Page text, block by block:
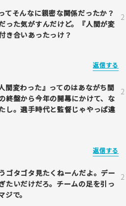
てそんなに親密な関係だったか？
った気がすんだけど。『人間が変
き合いあったっけ？
返信する
間変わった』ってのはあながち間
終盤から今年の開幕にかけて、な
し。選手時代と監督じゃやっぱ違
返信する
ゴタゴタ見たくねーんだよ。デー
たいだけだろ。チームの足を引っ
で。